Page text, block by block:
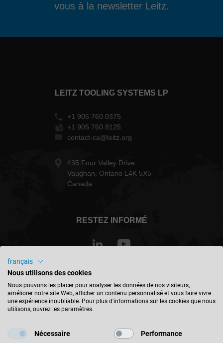
vous à la newsletter Leitz.
LEITZ TOOLING SYSTEMS LP
+1 905 760 0375
+1 905 760 8125
contact-ca@leitz.org
435 Four Valley Drive
Vaughan, Ontario L4K 5X5
Canada
RESTEZ INFORMÉ
Canada - français
TROUVER UN EMPLACEMENT
français
Nous utilisons des cookies
Nous pouvons les placer pour analyser les données de nos visiteurs,
améliorer notre site Web, afficher un contenu personnalisé et vous faire vivre
une expérience inoubliable. Pour plus d'informations sur les cookies que nous
utilisons, ouvrez les paramètres.
Nécessaire Performance